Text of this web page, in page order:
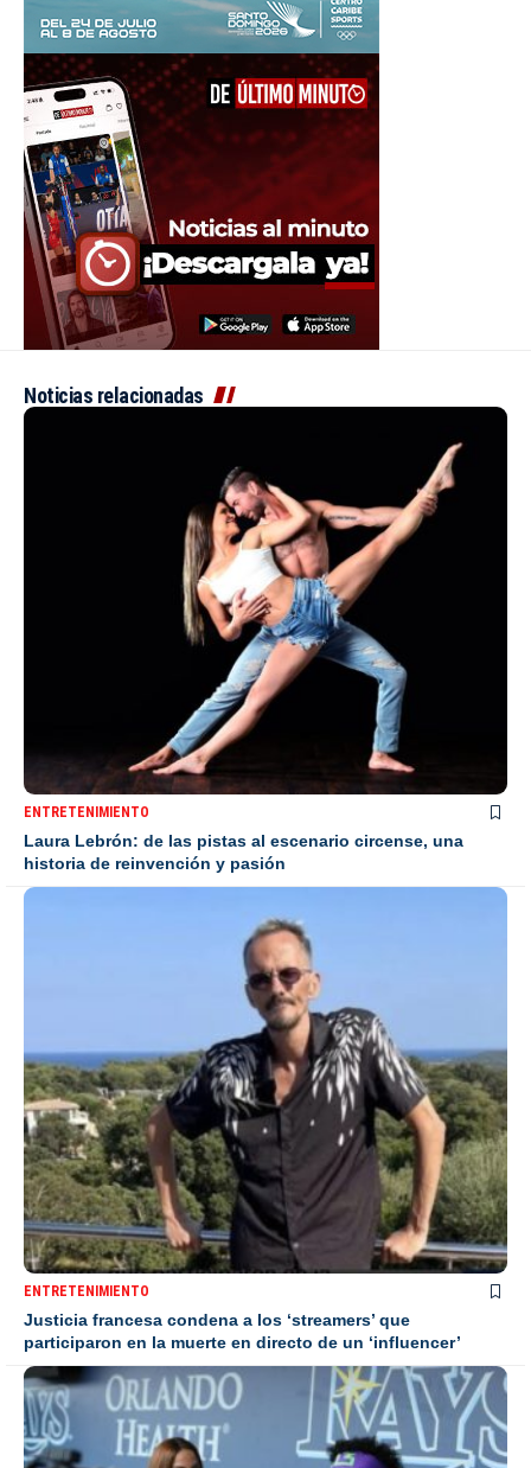
Noticias relacionadas
ENTRETENIMIENTO
Laura Lebrón: de las pistas al escenario circense, una
historia de reinvención y pasión
ENTRETENIMIENTO
Justicia francesa condena a los ‘streamers’ que
participaron en la muerte en directo de un ‘influencer’